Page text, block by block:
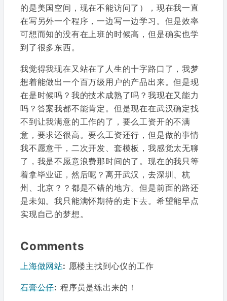
的是美国空间，现在不能访问了），现在我一直
在写另外一个程序，一边写一边学习。但是效率
可想而知的没有在上班的时候高，但是确实也学
到了很多东西。
我觉得我现在又站在了人生的十字路口了，我梦
想着能做出一个百万级用户的产品出来。但是现
在是时候吗？我的技术成熟了吗？我现在又能力
吗？答案我都不能肯定。但是现在在武汉确定找
不到让我满意的工作的了，要么工资开的不满
意，要求还很高。要么工资还行，但是做的事情
我不愿意干，二次开发、套模板，我感觉太无聊
了，我是不愿意浪费那时间的了。现在的我只等
着拿毕业证，然后呢？离开武汉，去深圳、杭
州、北京？？都是不错的地方。但是前面的路还
是未知。我只能满怀期待的走下去。希望能早点
实现自己的梦想。
Comments
上海做网站: 愿楼主找到心仪的工作
石膏公仔: 程序员是练出来的！